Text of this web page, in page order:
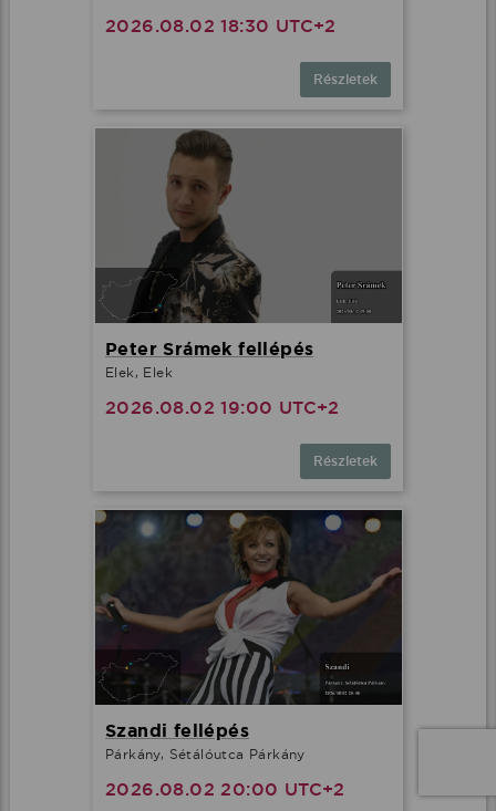
2026.08.02 18:30 UTC+2
Részletek
Peter Srámek fellépés
Elek, Elek
2026.08.02 19:00 UTC+2
Részletek
Szandi fellépés
Párkány, Sétálóutca Párkány
2026.08.02 20:00 UTC+2